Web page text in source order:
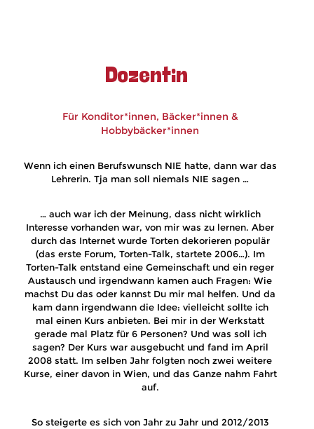
Dozentin
Für Konditor*innen, Bäcker*innen &
Hobbybäcker*innen
Wenn ich einen Berufswunsch NIE hatte, dann war das
Lehrerin. Tja man soll niemals NIE sagen …
… auch war ich der Meinung, dass nicht wirklich
Interesse vorhanden war, von mir was zu lernen. Aber
durch das Internet wurde Torten dekorieren populär
(das erste Forum, Torten-Talk, startete 2006…). Im
Torten-Talk entstand eine Gemeinschaft und ein reger
Austausch und irgendwann kamen auch Fragen: Wie
machst Du das oder kannst Du mir mal helfen. Und da
kam dann irgendwann die Idee: vielleicht sollte ich
mal einen Kurs anbieten. Bei mir in der Werkstatt
gerade mal Platz für 6 Personen? Und was soll ich
sagen? Der Kurs war ausgebucht und fand im April
2008 statt. Im selben Jahr folgten noch zwei weitere
Kurse, einer davon in Wien, und das Ganze nahm Fahrt
auf.
So steigerte es sich von Jahr zu Jahr und 2012/2013